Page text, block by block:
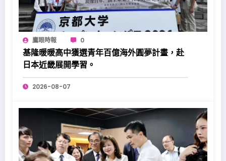
鷹眼時報 0
基隆暖暖高中獲選青年百億海外圓夢計畫，赴
日本近畿展開學習。
2026-08-07